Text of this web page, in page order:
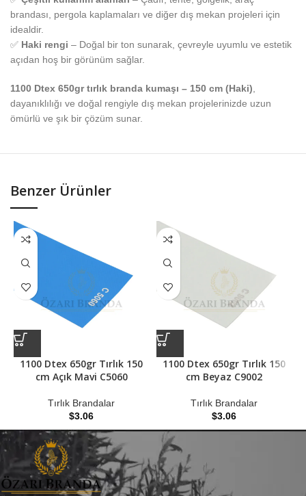
brandası, pergola kaplamaları ve diğer dış mekan projeleri için
idealdir.
✅ Haki rengi – Doğal bir ton sunarak, çevreyle uyumlu ve estetik
açıdan hoş bir görünüm sağlar.
1100 Dtex 650gr tırlık branda kumaşı – 150 cm (Haki)
dayanıklılığı ve doğal rengiyle dış mekan projelerinizde uzun
ömürlü ve şık bir çözüm sunar.
Benzer Ürünler
1100 Dtex 650gr Tırlık 150
cm Açık Mavi C5060
Tırlık Brandalar
$3.06
1100 Dtex 650gr Tırlık 150
cm Beyaz C9002
Tırlık Brandalar
$3.06